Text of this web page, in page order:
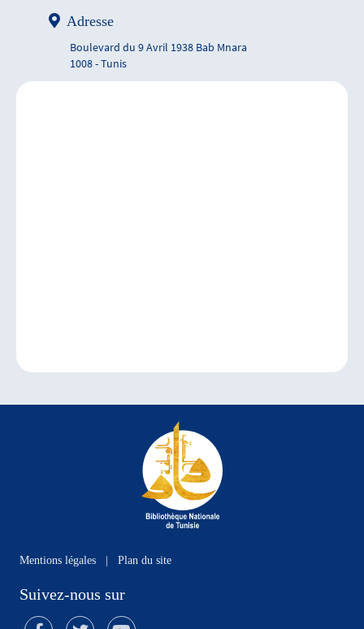
Adresse
Boulevard du 9 Avril 1938 Bab Mnara
1008 - Tunis
Mentions légales Plan du site
Suivez-nous sur